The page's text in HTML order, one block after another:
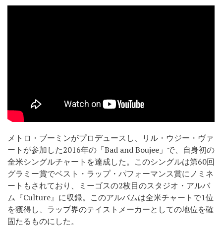
メトロ・ブーミンがプロデュースし、リル・ウジー・ヴァ
ートが参加した2016年の「Bad and Boujee」で、自身初の
全米シングルチャートを達成した。このシングルは第60回
グラミー賞でベスト・ラップ・パフォーマンス賞にノミネ
ートもされており、ミーゴスの2枚目のスタジオ・アルバ
ム『Culture』に収録。このアルバムは全米チャートで1位
を獲得し、ラップ界のテイストメーカーとしての地位を確
固たるものにした。